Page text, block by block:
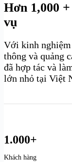
Hơn 1,000
vụ
Với kinh
thông và quảng
đã hợp tác và
lớn nhỏ tại Việt
1.000+
Khách hàng